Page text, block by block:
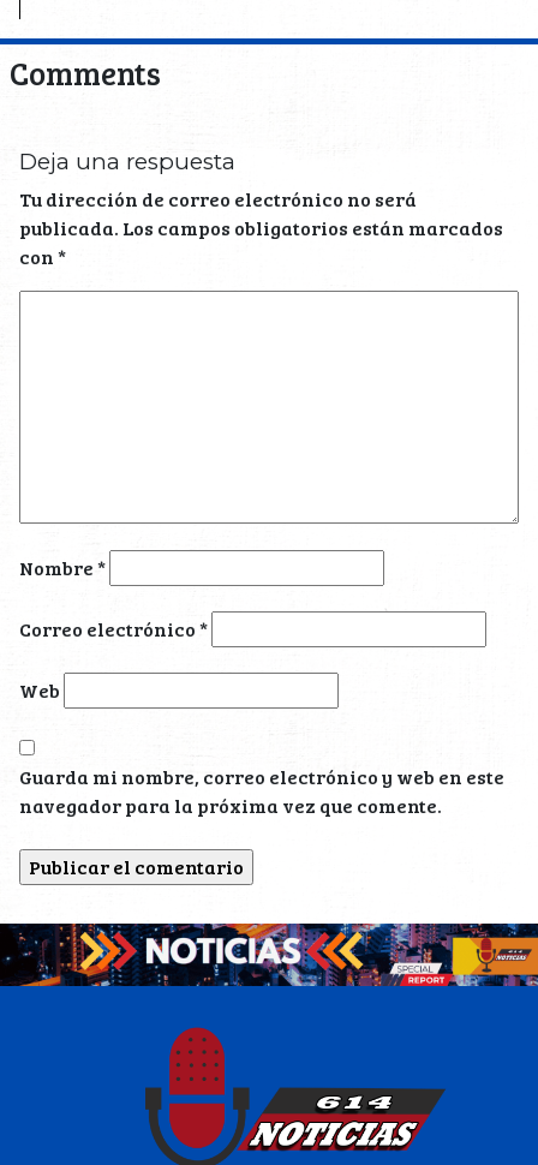
Comments
Deja una respuesta
Tu dirección de correo electrónico no será
publicada. Los campos obligatorios están marcados
con*
Nombre*
Correo electrónico*
Web
Guarda mi nombre, correo electrónico y web en este
navegador para la próxima vez que comente.